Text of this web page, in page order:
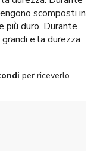
scomposti in
più duro. Durante
e la durezza
per riceverlo